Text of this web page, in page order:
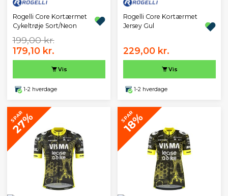
Rogelli Core Kortærmet
Cykeltrøje Sort/Neon
199,00 kr.
179,10 kr.
Vis
1-2 hverdage
Rogelli Core Kortærmet
Jersey Gul
229,00 kr.
Vis
1-2 hverdage
SPAR
27% SPAR
18%